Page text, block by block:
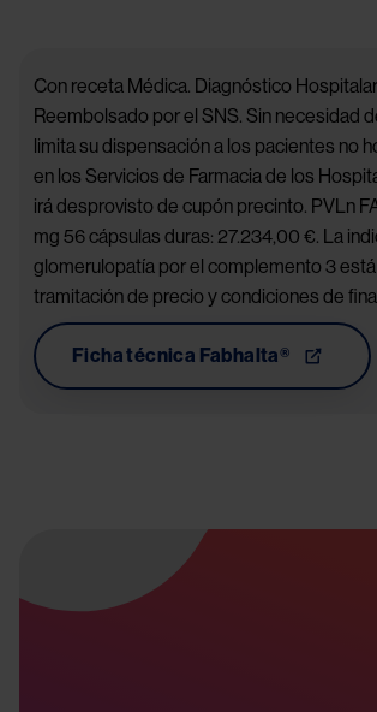
Con receta Médica. Diagnóstico
Reembolsado por el SNS. Sin necesidad
limita su dispensación a los pacientes no
en los Servicios de Farmacia de los
irá desprovisto de cupón precinto. PVLn
mg 56 cápsulas duras: 27.234,00 €. La
glomerulopatía por el complemento 3
tramitación de precio y condiciones de
Ficha técnica Fabhalta®